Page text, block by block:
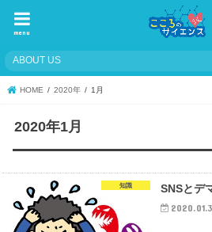
menu
ABOUT US
HOME 2020年 1月
2020年1月
知識 SNSとデ